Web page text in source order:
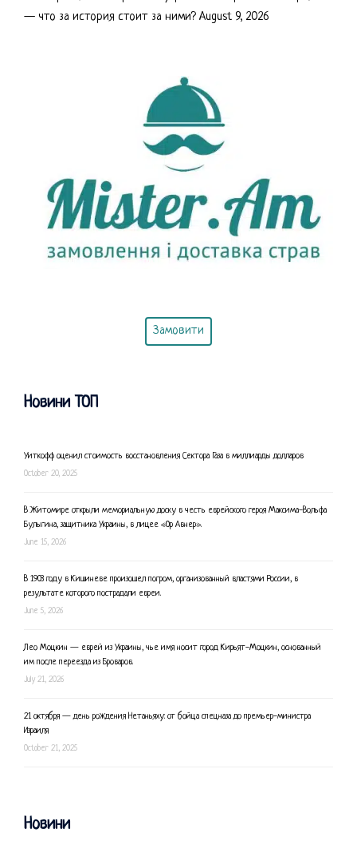
— что за история стоит за ними? August 9, 2026
Замовити
Новини ТОП
Уиткофф оценил стоимость восстановления Сектора Газа в миллиарды долларов
October 20, 2025
В Житомире открыли мемориальную доску в честь еврейского героя Максима-Вольфа
Булыгина, защитника Украины, в лицее «Ор Авнер».
June 15, 2026
В 1903 году в Кишиневе произошел погром, организованный властями России, в
результате которого пострадали евреи.
June 5, 2026
Лео Моцкин — еврей из Украины, чье имя носит город Кирьят-Моцкин, основанный
им после переезда из Броваров.
July 21, 2026
21 октября — день рождения Нетаньяху: от бойца спецназа до премьер-министра
Израиля
October 21, 2025
Новини